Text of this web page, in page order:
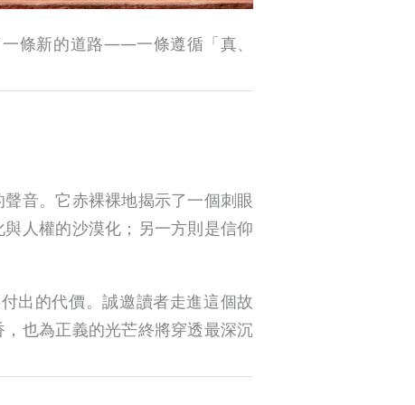
條新的道路——一條遵循「真、
音。它赤裸裸地揭示了一個刺眼
人權的沙漠化；另一方則是信仰
出的代價。誠邀讀者走進這個故
也為正義的光芒終將穿透最深沉